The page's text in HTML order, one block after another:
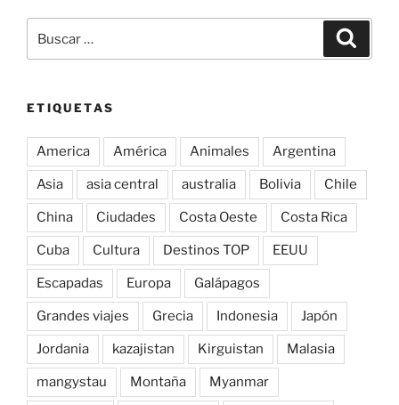
por:
ETIQUETAS
America América Animales Argentina
Asia asia central australia Bolivia Chile
China Ciudades Costa Oeste Costa Rica
Cuba Cultura Destinos TOP EEUU
Escapadas Europa Galápagos
Grandes viajes Grecia Indonesia Japón
Jordania kazajistan Kirguistan Malasia
mangystau Montaña Myanmar